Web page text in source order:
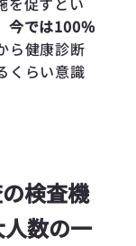
今では100%
ら健康診断
くらい意識
検査機
数の一